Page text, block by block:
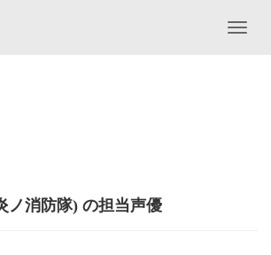
ノ消防隊) の担当声優